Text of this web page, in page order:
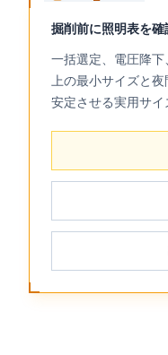
掘削前に照明表を確
一括選定、電圧降
上の最小サイズと
安定させる実用サイ